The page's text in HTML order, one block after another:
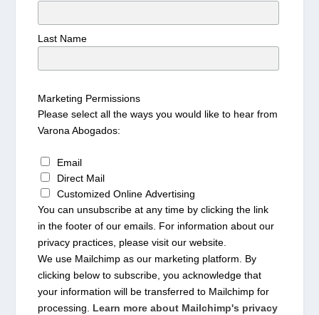
Last Name
Marketing Permissions
Please select all the ways you would like to hear from
Varona Abogados:
Email
Direct Mail
Customized Online Advertising
You can unsubscribe at any time by clicking the link
in the footer of our emails. For information about our
privacy practices, please visit our website.
We use Mailchimp as our marketing platform. By
clicking below to subscribe, you acknowledge that
your information will be transferred to Mailchimp for
processing. Learn more about Mailchimp's privacy